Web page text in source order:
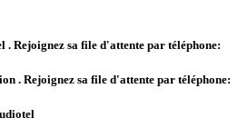
. Rejoignez sa file d'attente par téléphone:
. Rejoignez sa file d'attente par téléphone: